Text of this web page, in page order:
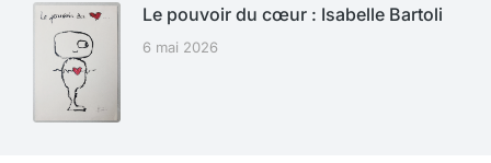
Le pouvoir du cœur : Isabelle Bartoli
6 mai 2026